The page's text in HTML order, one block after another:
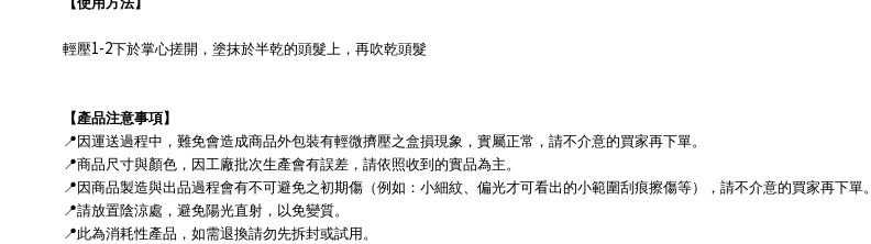
輕壓1-2下於掌心搓開，塗抹於半乾的頭髮上，再吹乾頭髮
【產品注意事項】
📍 因運送過程中，難免會造成商品外包裝有輕微擠壓之盒損現象，實屬正常，請不介意的買家再下單。
📍商品尺寸與顏色，因工廠批次生產會有誤差，請依照收到的實品為主。
📍 因商品製造與出品過程會有不可避免之初期傷（例如：小細紋、偏光才可看出的小範圍刮痕擦傷等），請不介意的買家再下單。
📍請放置陰涼處，避免陽光直射，以免變質。
📍此為消耗性產品，如需退換請勿先拆封或試用。